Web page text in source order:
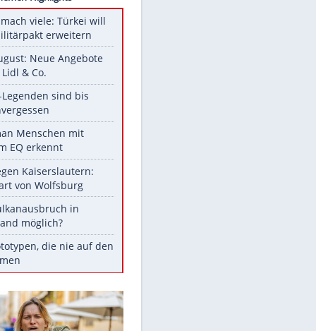
Board
Unsere Themen-Highlights
Aus drei mach viele: Türkei will
neuen Militärpakt erweitern
bei ALDI, Lidl & Co.
heute unvergessen
Woran man Menschen mit
niedrigem EQ erkennt